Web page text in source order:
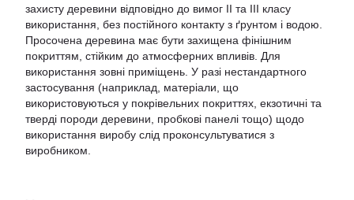
захисту деревини відповідно до вимог II та III класу
використання, без постійного контакту з ґрунтом і водою.
Просочена деревина має бути захищена фінішним
покриттям, стійким до атмосферних впливів. Для
використання зовні приміщень. У разі нестандартного
застосування (наприклад, матеріали, що
використовуються у покрівельних покриттях, екзотичні та
тверді породи деревини, пробкові панелі тощо) щодо
використання виробу слід проконсультуватися з
виробником.